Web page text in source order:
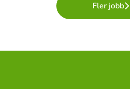
Fler jobb